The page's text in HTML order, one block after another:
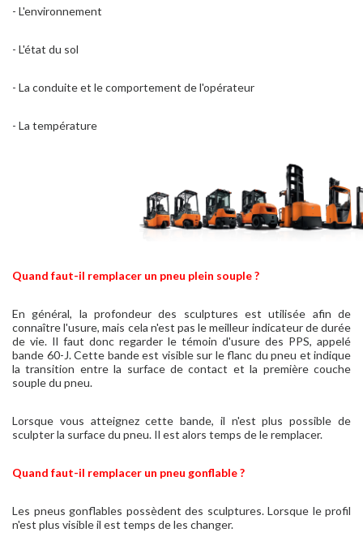
- L'environnement
- L'état du sol
- La conduite et le comportement de l'opérateur
- La température
Quand faut-il remplacer un pneu plein souple ?
En général, la profondeur des sculptures est utilisée afin de
connaître l'usure, mais cela n'est pas le meilleur indicateur de durée
de vie. Il faut donc regarder le témoin d'usure des PPS, appelé
bande 60-J. Cette bande est visible sur le flanc du pneu et indique
la transition entre la surface de contact et la première couche
souple du pneu.
Lorsque vous atteignez cette bande, il n'est plus possible de
sculpter la surface du pneu. Il est alors temps de le remplacer.
Quand faut-il remplacer un pneu gonflable ?
Les pneus gonflables possèdent des sculptures. Lorsque le profil
n'est plus visible il est temps de les changer.